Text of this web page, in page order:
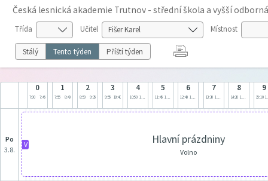
Česká lesnická akademie Trutnov - střední škola a vyšší
Třída Učitel Místnost
Stálý Tento týden Příští týden
0
7:00 7:45
1
7:55 8:40
2
8:50 9:35
3
9:55 10:40
4
10:50 11:35
5
11:45 12:30
6
12:40 13:25
7
13:30 14:15
8
14:20 15:05
9
15:10
po
3.8.
V Hlavní prázdniny
Volno